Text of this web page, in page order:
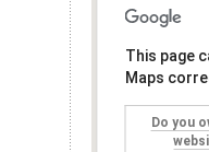
This page
Maps
Do you